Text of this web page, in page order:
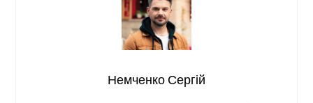
Немченко Сергій